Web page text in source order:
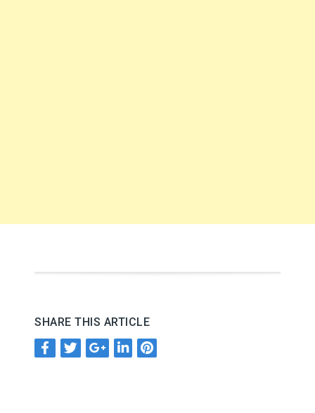
SHARE THIS ARTICLE